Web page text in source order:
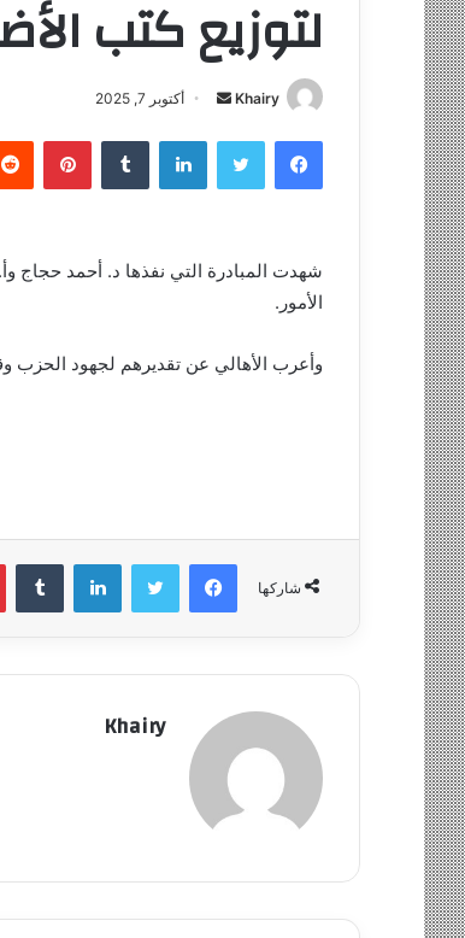
لتوزيع كتب
Khairy
أ
ل
ي
ي
ا
أكتوبر 7, 2025
فيسبوك تويتر لينكدإن ‏Tumblr بينتيريست
شهدت المبادرة التي نفذها د. أحمد حجاج وأ.
الأمور.
وأعرب الأهالي عن تقديرهم لجهود الحزب
شاركها
فيسبوك تويتر لينكدإن ‏Tumblr
Khairy